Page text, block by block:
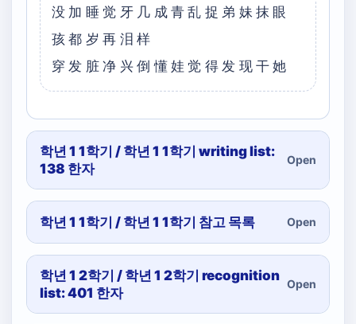
没加睡觉牙几成青乱捉弟妹抹眼
孩都岁再泪样
穿发脏净兴倒懂娃觉得发现干她
학년 1 1학기 / 학년 1 1학기 writing list:
138 한자
Open
학년 1 1학기 / 학년 1 1학기 참고 목록 Open
학년 1 2학기 / 학년 1 2학기 recognition
list: 401 한자
Open